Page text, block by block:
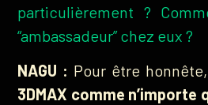
particulièrement ?
“ambassadeur” chez eux ?
NAGU : Pour être honnête,
3DMAX comme